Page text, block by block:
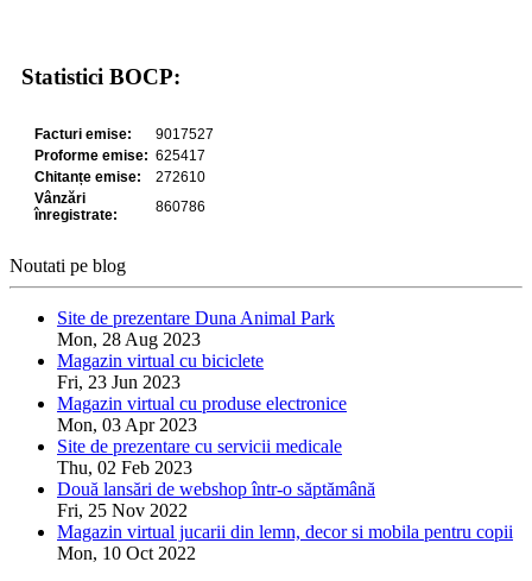
Statistici BOCP:
Noutati pe blog
Site de prezentare Duna Animal Park
Mon, 28 Aug 2023
Magazin virtual cu biciclete
Fri, 23 Jun 2023
Magazin virtual cu produse electronice
Mon, 03 Apr 2023
Site de prezentare cu servicii medicale
Thu, 02 Feb 2023
Două lansări de webshop într-o săptămână
Fri, 25 Nov 2022
Magazin virtual jucarii din lemn, decor si mobila pentru copii
Mon, 10 Oct 2022